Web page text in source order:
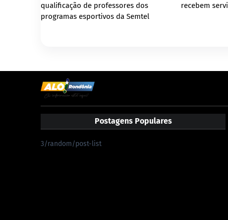
qualificação de professores dos
programas esportivos da Semtel
recebem
Postagens Populares
3/random/post-list